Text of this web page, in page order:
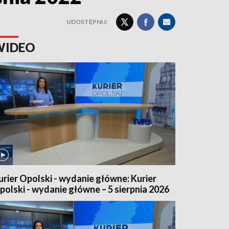
UDOSTĘPNIJ:
Opolski - wydanie główne: Kurier
- wydanie główne – 5 sierpnia 2026